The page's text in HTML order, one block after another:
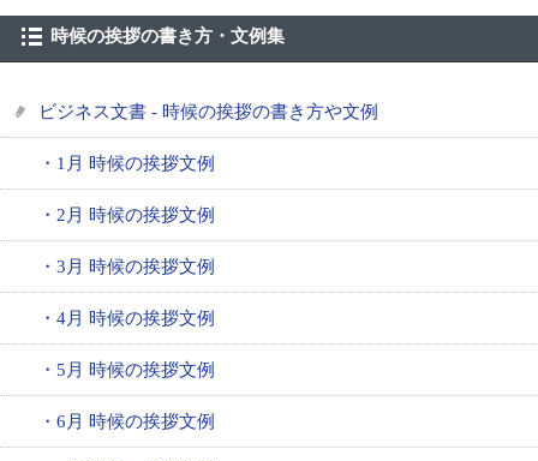
時候の挨拶の書き方・文例集
ビジネス文書 - 時候の挨拶の書き方や文例
・1月 時候の挨拶文例
・2月 時候の挨拶文例
・3月 時候の挨拶文例
・4月 時候の挨拶文例
・5月 時候の挨拶文例
・6月 時候の挨拶文例